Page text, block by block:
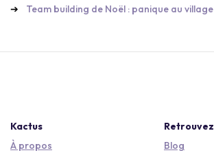
Team building de Noël : panique au
Kactus
À propos
Blog